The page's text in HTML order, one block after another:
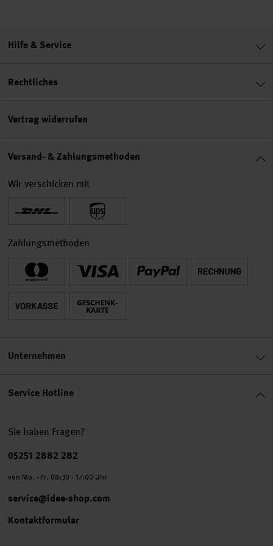
Service Hotline
Sie haben Fragen?
Telefonnummer
05251 2882 282
von Mo. - Fr. 08:30 - 17:00 Uhr
service@idee-shop.com
Kontaktformular
Hilfe & Service
Rechtliches
Vertrag widerrufen
Versand- & Zahlungsmethoden
Wir verschicken mit
Zahlungsmethoden
Unternehmen